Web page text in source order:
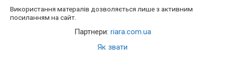
Використання матералів дозволяється лише з активним
посиланням на сайт.
Партнери: riara.com.ua
Як звати